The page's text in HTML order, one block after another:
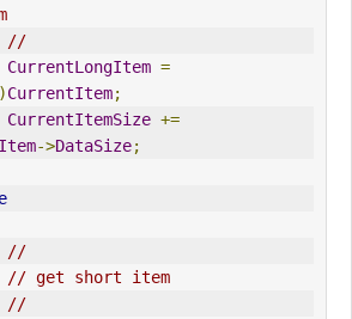
//
CurrentLongItem =
CurrentItem;
CurrentItemSize +=
->DataSize;
//
// get short item
//